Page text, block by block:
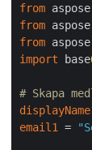
from
from
from
import base
# Skapa
email1
=